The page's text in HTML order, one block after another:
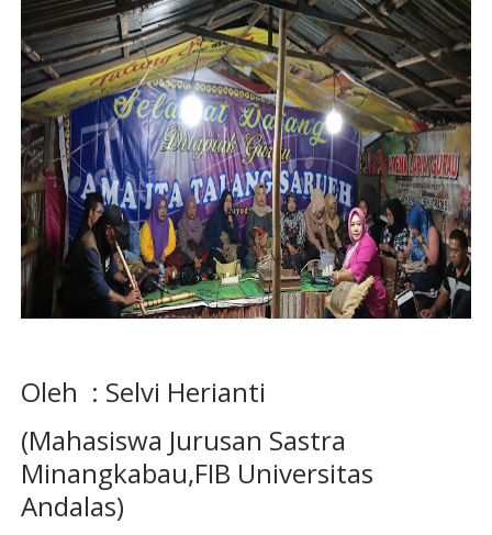
Oleh : Selvi Herianti
(Mahasiswa Jurusan Sastra
Minangkabau,FIB Universitas
Andalas)